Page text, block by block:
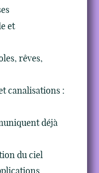
et
rêves,
canalisations :
déjà
du ciel